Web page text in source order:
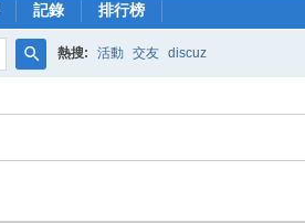
記錄 排行榜
索
熱搜: 活動 交友 discuz